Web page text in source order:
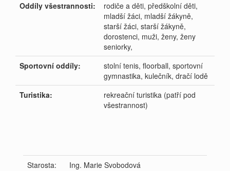
Oddíly všestrannosti:
rodiče a děti, předškolní děti,
mladší žáci, mladší žákyně,
starší žáci, starší žákyně,
dorostenci, muži, ženy, ženy
seniorky,
Sportovní oddíly:
stolní tenis, floorball, sportovní
gymnastika, kulečník, dračí lodě
Turistika:
rekreační turistika (patří pod
všestrannost)
Starosta:
Ing. Marie Svobodová